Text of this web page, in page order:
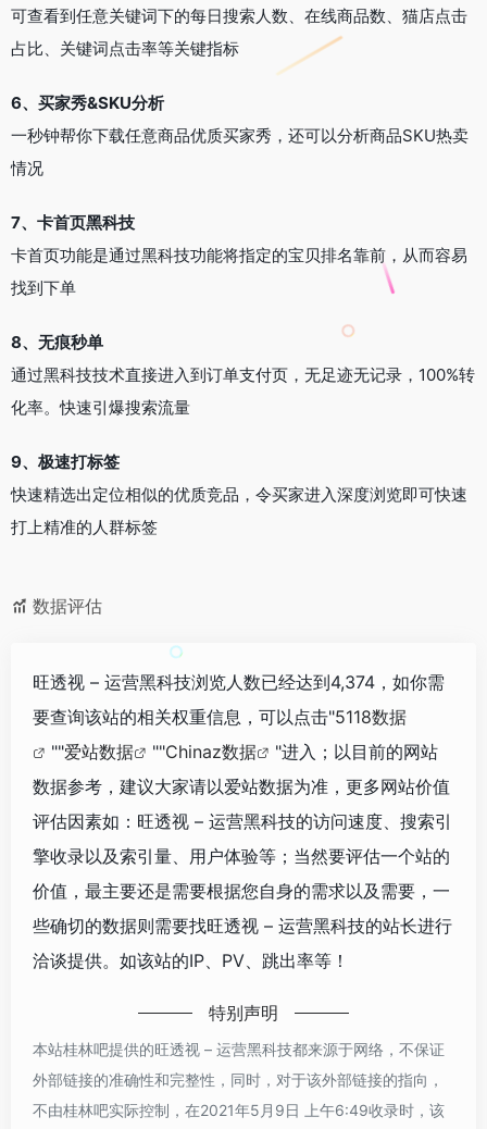
可查看到任意关键词下的每日搜索人数、在线商品数、猫店点击
占比、关键词点击率等关键指标
6、买家秀&SKU分析
一秒钟帮你下载任意商品优质买家秀，还可以分析商品SKU热卖
情况
7、卡首页黑科技
卡首页功能是通过黑科技功能将指定的宝贝排名靠前，从而容易
找到下单
8、无痕秒单
通过黑科技技术直接进入到订单支付页，无足迹无记录，100%转
化率。快速引爆搜索流量
9、极速打标签
快速精选出定位相似的优质竞品，令买家进入深度浏览即可快速
打上精准的人群标签
数据评估
旺透视 – 运营黑科技浏览人数已经达到4,374，如你需
要查询该站的相关权重信息，可以点击"5118数据
""爱站数据 ""Chinaz数据
"进入；以目前的网站
数据参考，建议大家请以爱站数据为准，更多网站价值
评估因素如：旺透视 – 运营黑科技的访问速度、搜索引
擎收录以及索引量、用户体验等；当然要评估一个站的
价值，最主要还是需要根据您自身的需求以及需要，一
些确切的数据则需要找旺透视 – 运营黑科技的站长进行
洽谈提供。如该站的IP、PV、跳出率等！
特别声明
本站桂林吧提供的旺透视 – 运营黑科技都来源于网络，不保证
外部链接的准确性和完整性，同时，对于该外部链接的指向，
不由桂林吧实际控制，在2021年5月9日 上午6:49收录时，该